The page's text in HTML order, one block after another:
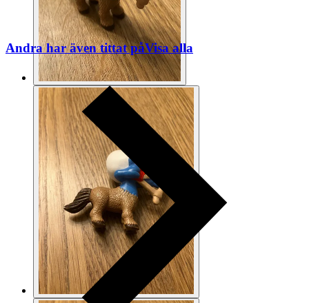
Andra har även tittat påVisa alla